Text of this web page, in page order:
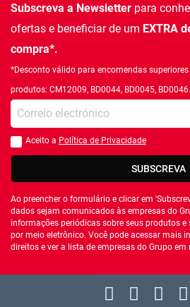
Subscreva a Newsletter para
ofertas e beneficiar de um EXTRA
compra*.
*Desconto válido para encomendas
produtos: CM12009, BD0044, BD0045, BD0046.
Introduza o seu email
Você deve aceitar a política de privacidade
Aceito a Política de Privacidade
SUBSCREVA
Ao preencher o formulário e clicar em
dados sejam comunicados às empresas do
informações periódicas sobre seus produtos e
por meio eletrônico. Você pode acessar mais
direitos e ver a lista de empresas do Grupo em